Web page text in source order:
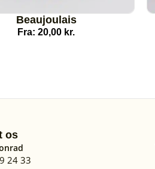
Beaujoulais
Fra: 20,00 kr.
os
24 33